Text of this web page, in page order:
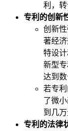
利，转
专利的创新
创新
著经
特设
新型
达到数
若专
了微
到几万
专利的法律